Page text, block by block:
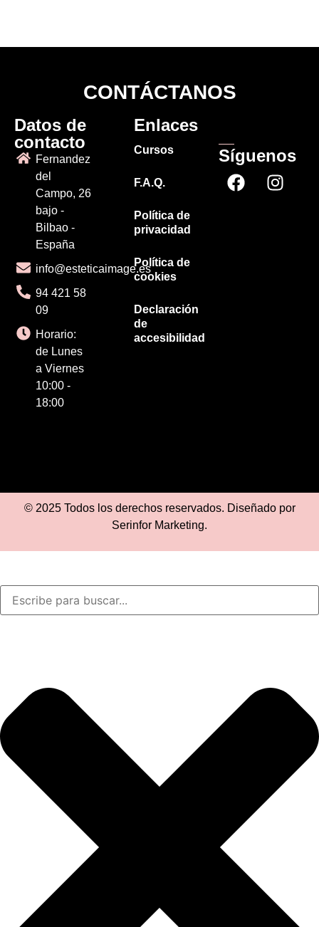
CONTÁCTANOS
Datos de
contacto
Fernandez
del
Campo, 26
bajo -
Bilbao -
España
info@esteticaimage.es
94 421 58
09
Horario:
de Lunes
a Viernes
10:00 -
18:00
Enlaces
Cursos
F.A.Q.
Política de
privacidad
Política de
cookies
Declaración
de
accesibilidad
Síguenos
© 2025 Todos los derechos reservados. Diseñado por
Serinfor Marketing.